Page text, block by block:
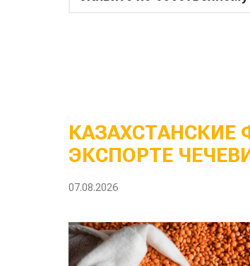
КАЗАХСТАНСКИЕ
ЭКСПОРТЕ
07.08.2026